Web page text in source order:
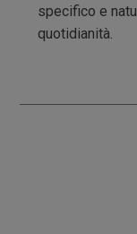
specifico e
quotidianità.